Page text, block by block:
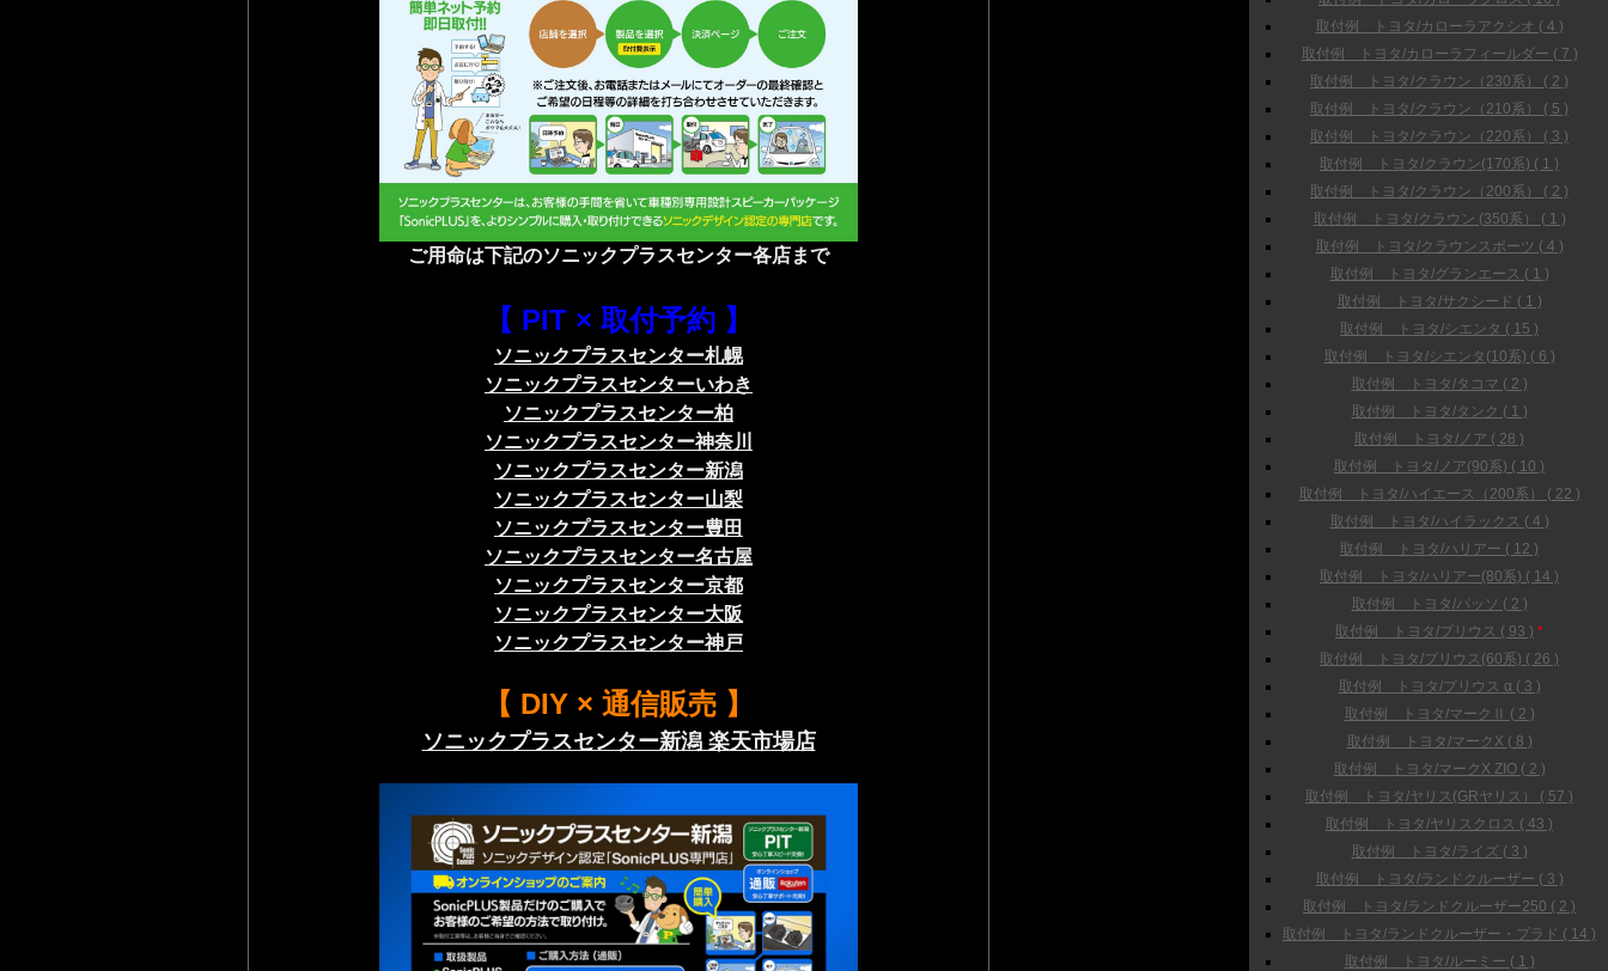
ご用命は下記のソニックプラスセンター各店まで
【 PIT × 取付予約 】
ソニックプラスセンター札幌
ソニックプラスセンターいわき
ソニックプラスセンター柏
ソニックプラスセンター神奈川
ソニックプラスセンター新潟
ソニックプラスセンター山梨
ソニックプラスセンター豊田
ソニックプラスセンター名古屋
ソニックプラスセンター京都
ソニックプラスセンター大阪
ソニックプラスセンター神戸
【 DIY × 通信販売 】
ソニックプラスセンター新潟 楽天市場店
取付例 トヨタ/カローラアクシオ ( 4 )
取付例 トヨタ/カローラフィールダー ( 7 )
取付例 トヨタ/クラウン（230系） ( 2 )
取付例 トヨタ/クラウン（210系） ( 5 )
取付例 トヨタ/クラウン（220系） ( 3 )
取付例 トヨタ/クラウン(170系) ( 1 )
取付例 トヨタ/クラウン（200系） ( 2 )
取付例 トヨタ/クラウン (350系） ( 1 )
取付例 トヨタ/クラウンスポーツ ( 4 )
取付例 トヨタ/グランエース ( 1 )
取付例 トヨタ/サクシード ( 1 )
取付例 トヨタ/シエンタ ( 15 )
取付例 トヨタ/シエンタ(10系) ( 6 )
取付例 トヨタ/タコマ ( 2 )
取付例 トヨタ/タンク ( 1 )
取付例 トヨタ/ノア ( 28 )
取付例 トヨタ/ノア(90系) ( 10 )
取付例 トヨタ/ハイエース（200系） ( 22 )
取付例 トヨタ/ハイラックス ( 4 )
取付例 トヨタ/ハリアー ( 12 )
取付例 トヨタ/ハリアー(80系) ( 14 )
取付例 トヨタ/パッソ ( 2 )
取付例 トヨタ/プリウス ( 93 ) *
取付例 トヨタ/プリウス(60系) ( 26 )
取付例 トヨタ/プリウス α ( 3 )
取付例 トヨタ/マークⅡ ( 2 )
取付例 トヨタ/マークX ( 8 )
取付例 トヨタ/マークX ZIO ( 2 )
取付例 トヨタ/ヤリス(GRヤリス） ( 57 )
取付例 トヨタ/ヤリスクロス ( 43 )
取付例 トヨタ/ライズ ( 3 )
取付例 トヨタ/ランドクルーザー ( 3 )
取付例 トヨタ/ランドクルーザー250 ( 2 )
取付例 トヨタ/ランドクルーザー・プラド ( 14 )
取付例 トヨタ/ルーミー ( 1 )